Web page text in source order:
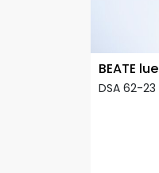
BEATE lue
DSA 62-23